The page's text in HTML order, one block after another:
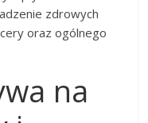
zdrowych
oraz ogólnego
na